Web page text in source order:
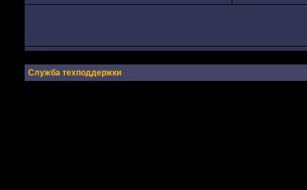
Служба техподдержки